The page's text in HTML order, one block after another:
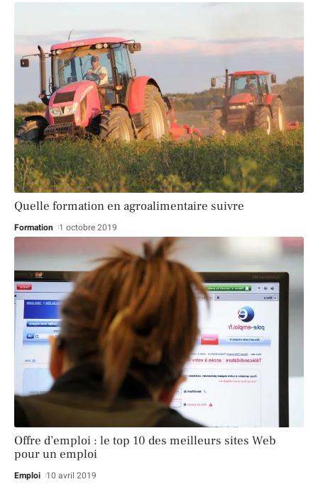
Quelle formation en agroalimentaire suivre
Formation 1 octobre 2019
Offre d’emploi : le top 10 des meilleurs sites Web
pour un emploi
Emploi 10 avril 2019